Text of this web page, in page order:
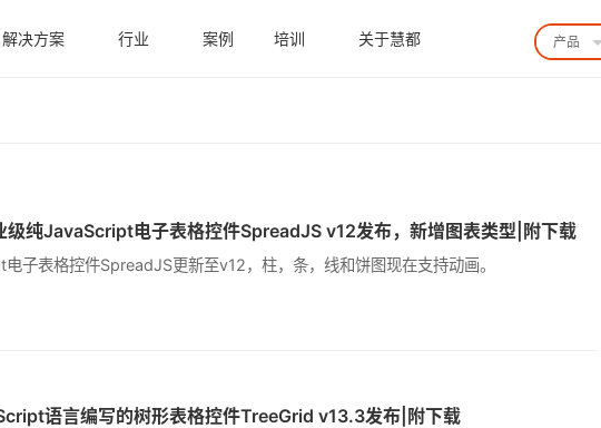
解决方案 行业 案例 培训 关于慧都 产品
级纯JavaScript电子表格控件SpreadJS v12发布，新增图表类型|附下载
子表格控件SpreadJS更新至v12，柱，条，线和饼图现在支持动画。
语言编写的树形表格控件TreeGrid v13.3发布|附下载